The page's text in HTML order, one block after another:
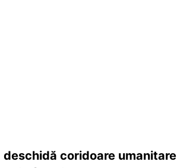
coridoare umanitare